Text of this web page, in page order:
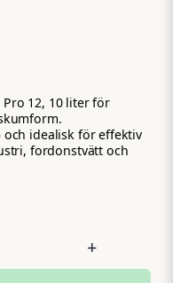
12, 10 liter för
och idealisk för effektiv
fordonstvätt och
+